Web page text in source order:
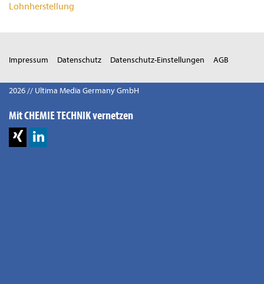
Lohnherstellung
Impressum Datenschutz Datenschutz-Einstellungen AGB
2026 // Ultima Media Germany GmbH
Mit CHEMIE TECHNIK vernetzen